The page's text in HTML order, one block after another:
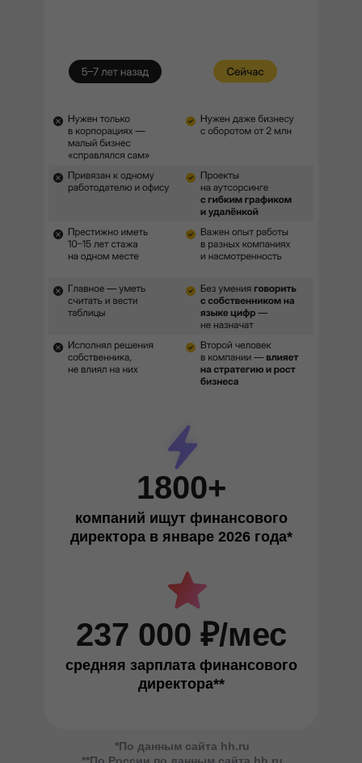
1800+
компаний ищут финансового
директора в январе 2026 года*
237 000 ₽/мес
средняя зарплата финансового
директора**
*По данным сайта hh.ru